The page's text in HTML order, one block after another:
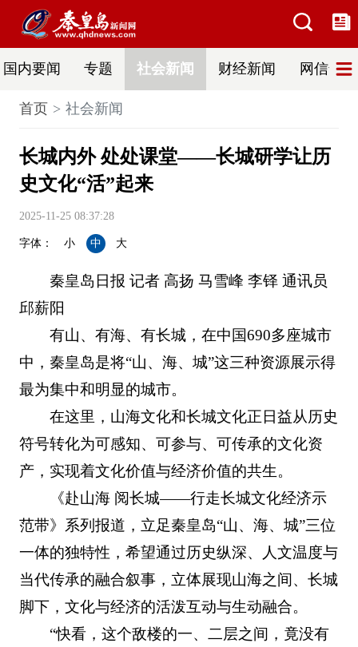
国内要闻 专题 社会新闻 财经新闻 网信普法
首页 社会新闻
长城内外 处处课堂——长城研学让历
史文化“活”起来
2025-11-25 08:37:28
字体： 小 中 大
秦皇岛日报 记者 高扬 马雪峰 李铎 通讯员
邱薪阳
有山、有海、有长城，在中国690多座城市
中，秦皇岛是将“山、海、城”这三种资源展示得
最为集中和明显的城市。
在这里，山海文化和长城文化正日益从历史
符号转化为可感知、可参与、可传承的文化资
产，实现着文化价值与经济价值的共生。
《赴山海 阅长城——行走长城文化经济示
范带》系列报道，立足秦皇岛“山、海、城”三位
一体的独特性，希望通过历史纵深、人文温度与
当代传承的融合叙事，立体展现山海之间、长城
脚下，文化与经济的活泼互动与生动融合。
“快看，这个敌楼的一、二层之间，竟没有